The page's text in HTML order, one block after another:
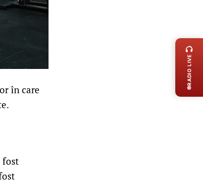
în care
fost
RADIO LIVE